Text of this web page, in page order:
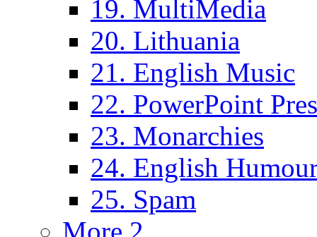
19. MultiMedia
20. Lithuania
21. English Music
22. PowerPoint
23. Monarchies
24. English
25. Spam
More 2